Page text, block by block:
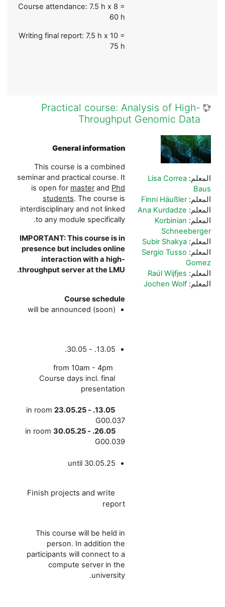
Course attendance: 7.5 h x 8 =
60 h
Writing final report: 7.5 h x 10 =
75 h
Practical course: Analysis of High-
Throughput Genomic Data
General information
This course is a combined
seminar and practical course. It
is open for masterand Phd
students. The course is
interdisciplinary and not linked
to any module specifically.
IMPORTANT: This course is in
presence but includes online
interaction with a high-
throughput server at the LMU.
Course schedule
13.05. - 30.05.
Course days incl. final
presentation
13.05. - 23.05.25
in room
G00.037
in room
G00.039
Finish projects and write
report
This course will be held in
person. In addition the
participants will connect to a
compute server in the
university.
المعلم: Lisa Correa
Baus
المعلم:Finni Häußler
المعلم: Ana Kurdadze
المعلم: Korbinian
Schneeberger
المعلم: Subir Shakya
المعلم: Sergio Tusso
Gomez
المعلم: Raúl Wijfjes
المعلم: Jochen Wolf